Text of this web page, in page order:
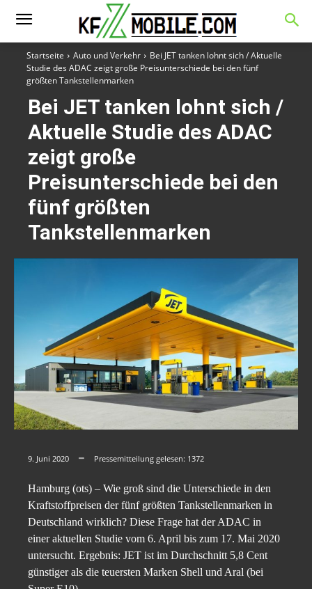
Startseite Auto und Verkehr
Bei JET tanken lohnt sich / Aktuelle
Studie des ADAC zeigt große Preisunterschiede bei den fünf
größten Tankstellenmarken
Bei JET tanken lohnt sich /
Aktuelle Studie des ADAC
zeigt große
Preisunterschiede bei den
fünf größten
Tankstellenmarken
9. Juni 2020 Pressemitteilung gelesen: 1372
Hamburg (ots) – Wie groß sind die Unterschiede in den
Kraftstoffpreisen der fünf größten Tankstellenmarken in
Deutschland wirklich? Diese Frage hat der ADAC in
einer aktuellen Studie vom 6. April bis zum 17. Mai 2020
untersucht. Ergebnis: JET ist im Durchschnitt 5,8 Cent
günstiger als die teuersten Marken Shell und Aral (bei